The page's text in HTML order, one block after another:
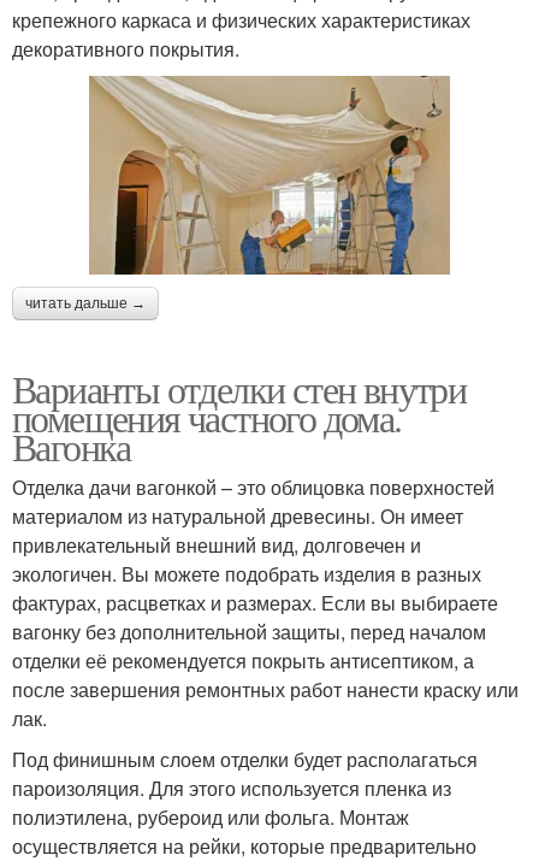
крепежного каркаса и физических характеристиках
декоративного покрытия.
читать дальше →
Варианты отделки стен внутри
помещения частного дома.
Вагонка
Отделка дачи вагонкой – это облицовка поверхностей
материалом из натуральной древесины. Он имеет
привлекательный внешний вид, долговечен и
экологичен. Вы можете подобрать изделия в разных
фактурах, расцветках и размерах. Если вы выбираете
вагонку без дополнительной защиты, перед началом
отделки её рекомендуется покрыть антисептиком, а
после завершения ремонтных работ нанести краску или
лак.
Под финишным слоем отделки будет располагаться
пароизоляция. Для этого используется пленка из
полиэтилена, рубероид или фольга. Монтаж
осуществляется на рейки, которые предварительно